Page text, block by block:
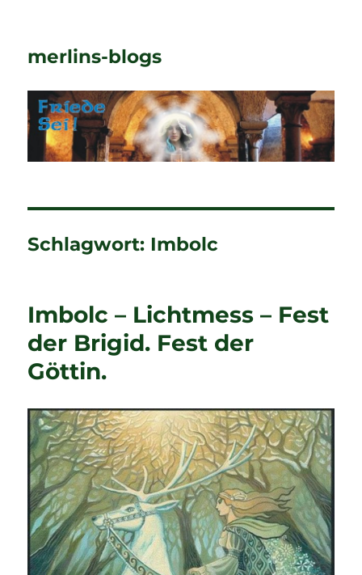
merlins-blogs
Schlagwort: Imbolc
Imbolc – Lichtmess – Fest
der Brigid. Fest der
Göttin.